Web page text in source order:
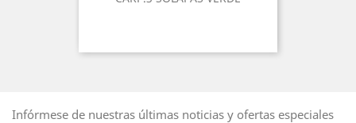
Infórmese de nuestras últimas noticias y ofertas especiales